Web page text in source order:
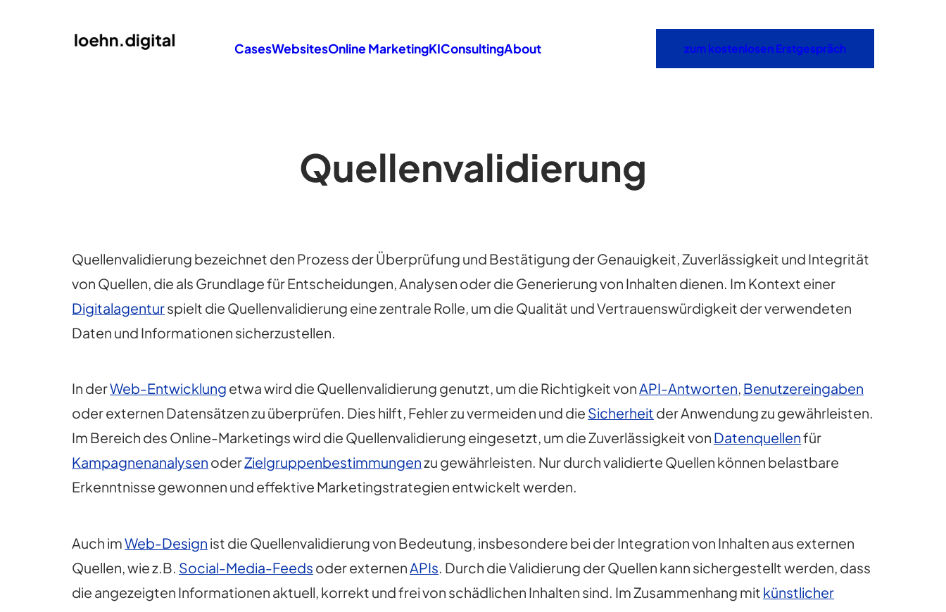
CasesWebsitesOnline MarketingKIConsultingAbout zum kostenlosen Erstgespräch
Quellenvalidierung
Quellenvalidierung bezeichnet den Prozess der Überprüfung und Bestätigung der Genauigkeit, Zuverlässigkeit und Integrität
von Quellen, die als Grundlage für Entscheidungen, Analysen oder die Generierung von Inhalten dienen. Im Kontext einer
Digitalagenturspielt die Quellenvalidierung eine zentrale Rolle, um die Qualität und Vertrauenswürdigkeit der verwendeten
Daten und Informationen sicherzustellen.
In derWeb-Entwicklung etwa wird die Quellenvalidierung genutzt, um die Richtigkeit vonAPI-Antworten, Benutzereingaben
oder externen Datensätzen zu überprüfen. Dies hilft, Fehler zu vermeiden und die Sicherheit der Anwendung zu gewährleisten.
Im Bereich des Online-Marketings wird die Quellenvalidierung eingesetzt, um die Zuverlässigkeit von Datenquellenfür
Kampagnenanalysen oderZielgruppenbestimmungenzu gewährleisten. Nur durch validierte Quellen können belastbare
Erkenntnisse gewonnen und effektive Marketingstrategien entwickelt werden.
Auch imWeb-Design ist die Quellenvalidierung von Bedeutung, insbesondere bei der Integration von Inhalten aus externen
Quellen, wie z.B. Social-Media-Feeds oder externen APIs. Durch die Validierung der Quellen kann sichergestellt werden, dass
die angezeigten Informationen aktuell, korrekt und frei von schädlichen Inhalten sind. Im Zusammenhang mit künstlicher